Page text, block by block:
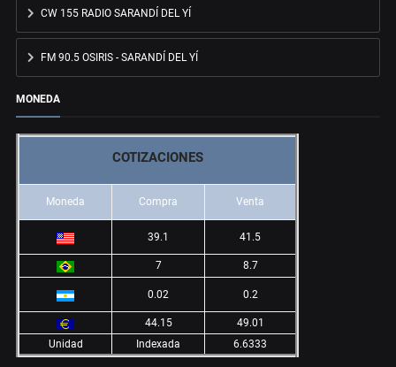
CW 155 RADIO SARANDÍ DEL YÍ
FM 90.5 OSIRIS - SARANDÍ DEL YÍ
MONEDA
COTIZACIONES
Moneda Compra Venta
39.1 41.5
7 8.7
0.02 0.2
44.15
49.01
Unidad
Indexada 6.6333